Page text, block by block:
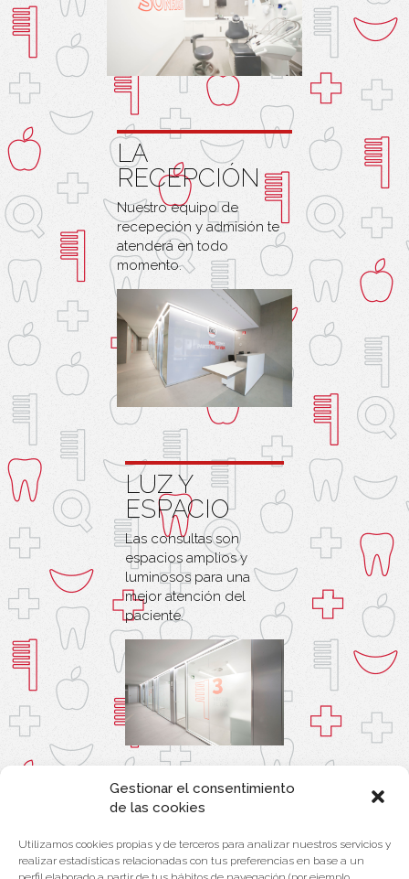
Gestionar el consentimiento
de las cookies
Utilizamos cookies propias y de terceros para analizar nuestros servicios y
realizar estadísticas relacionadas con tus preferencias en base a un
LA
RECEPCIÓN
Nuestro equipo de
recepeción y admisión te
atenderá en todo
momento.
LUZ Y
ESPACIO
Las consultas son
espacios amplios y
luminosos para una
mejor atención del
paciente.